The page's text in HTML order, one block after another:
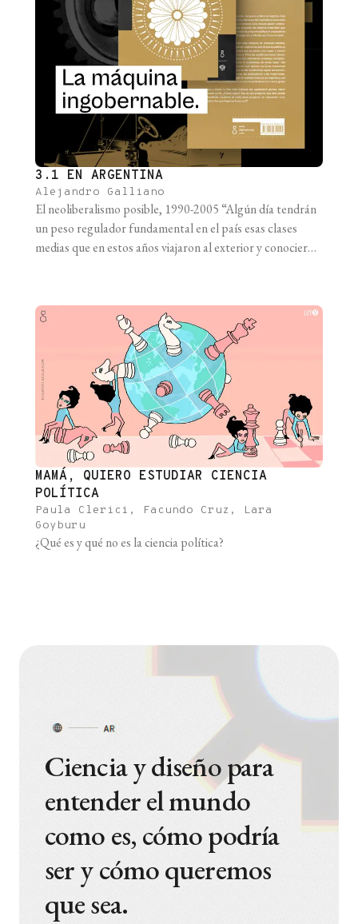
3.1 EN ARGENTINA
Alejandro Galliano
El neoliberalismo posible, 1990-2005 “Algún día tendrán
un peso regulador fundamental en el país esas clases
medias que en estos años viajaron al exterior y conocieron
alcance cotidiano del público consumidor, la tenencia a
voluntad de divisas sin sentirse un delincuente. Ese amor,
MAMÁ, QUIERO ESTUDIAR CIENCIA
POLÍTICA
Paula Clerici, Facundo Cruz, Lara
Goyburu
¿Qué es y qué no es la ciencia política?
Ciencia y diseño para
entender el mundo
como es, cómo podría
ser y cómo queremos
que sea.